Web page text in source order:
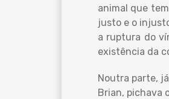
animal que
justo e o
a ruptura do
existência da
Noutra parte,
Brian, pichava